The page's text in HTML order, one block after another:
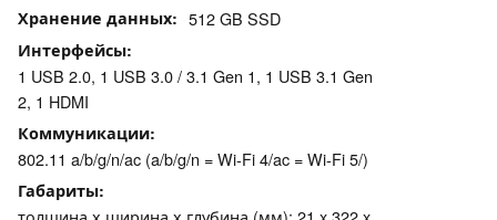
Хранение данных 512 GB SSD
Интерфейсы
1 USB 2.0, 1 USB 3.0 / 3.1 Gen 1, 1 USB 3.1 Gen
2, 1 HDMI
Коммуникации
802.11 a/b/g/n/ac (a/b/g/n = Wi-Fi 4/ac = Wi-Fi 5/)
Габариты